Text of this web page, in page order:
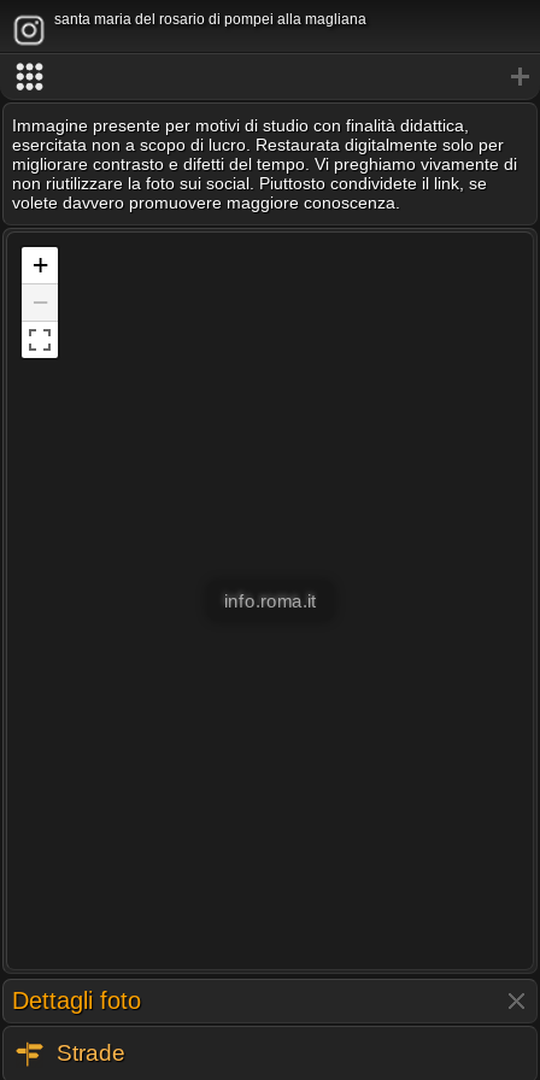
santa maria del rosario di pompei alla magliana
Immagine presente per motivi di studio con finalità didattica,
esercitata non a scopo di lucro. Restaurata digitalmente solo per
migliorare contrasto e difetti del tempo. Vi preghiamo vivamente di
non riutilizzare la foto sui social. Piuttosto condividete il link, se
volete davvero promuovere maggiore conoscenza.
+
−
info.roma.it
Dettagli foto
Strade